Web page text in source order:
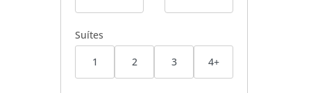
Suítes
1 2 3 4+